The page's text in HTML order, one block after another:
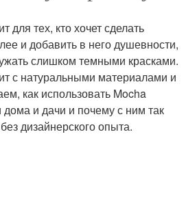
для тех, кто хочет сделать
и добавить в него душевности,
слишком темными красками.
с натуральными материалами и
как использовать Mocha
и дачи и почему с ним так
дизайнерского опыта.